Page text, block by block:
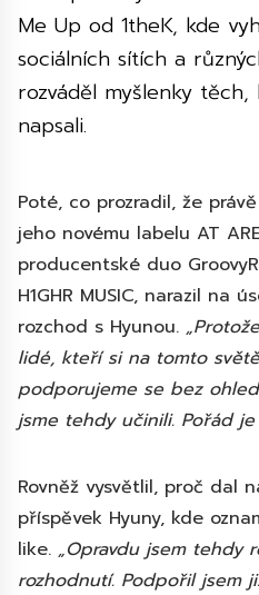
Me Up od 1theK, kde
sociálních sítích a
rozváděl myšlenky
napsali.
Poté, co prozradil, že
jeho novému labelu AT
producentské duo
H1GHR MUSIC, narazil na
rozchod s Hyunou.
lidé, kteří si na tomto
podporujeme se bez
jsme tehdy učinili. Pořád
Rovněž vysvětlil, proč dal
příspěvek Hyuny, kde
like. „Opravdu jsem tehdy
rozhodnutí. Podpořil jsem